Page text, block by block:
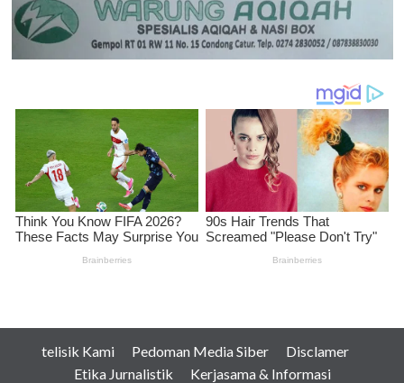
telisik Kami Pedoman Media Siber
Disclamer
Etika Jurnalistik
Kerjasama & Informasi